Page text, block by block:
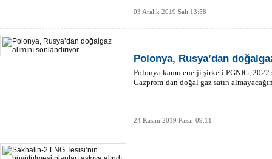
03 Aralık 2019 Salı 13:58
Polonya, Rusya’dan
Polonya kamu enerji şirketi PGNIG, 2022
Gazprom’dan doğal gaz satın
24 Kasım 2019 Pazar 09:11